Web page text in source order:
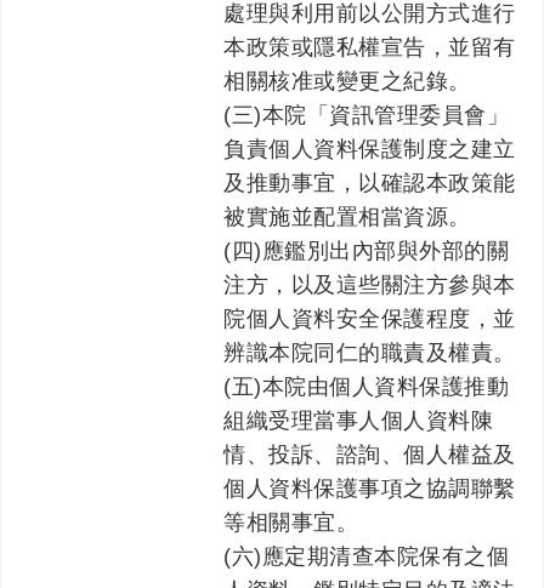
處理與利用前以公開方式進行
本政策或隱私權宣告，並留有
相關核准或變更之紀錄。
(三)本院「資訊管理委員會」
負責個人資料保護制度之建立
及推動事宜，以確認本政策能
被實施並配置相當資源。
(四)應鑑別出內部與外部的關
注方，以及這些關注方參與本
院個人資料安全保護程度，並
辨識本院同仁的職責及權責。
(五)本院由個人資料保護推動
組織受理當事人個人資料陳
情、投訴、諮詢、個人權益及
個人資料保護事項之協調聯繫
等相關事宜。
(六)應定期清查本院保有之個